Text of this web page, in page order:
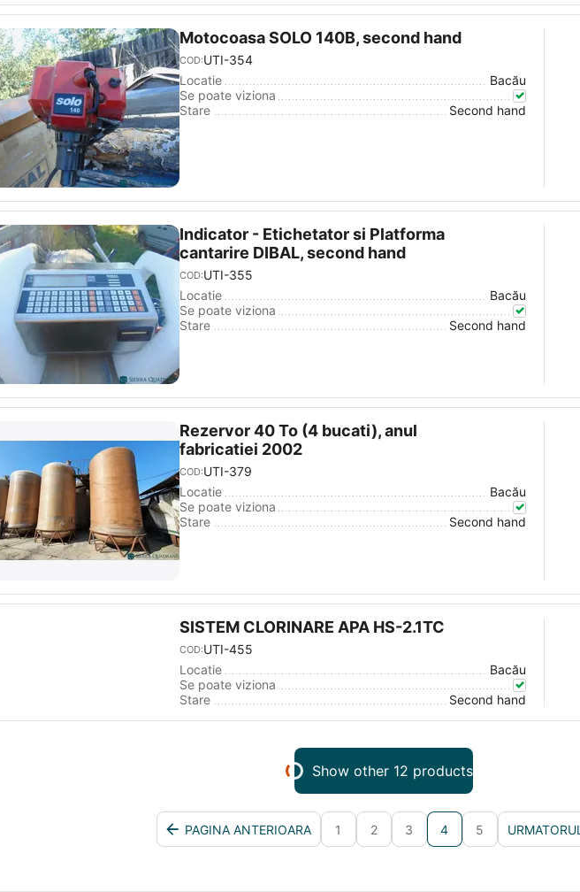
Motocoasa SOLO 140B, second hand
COD:UTI-354
Locatie
Bacău
Se poate viziona
Stare
Second hand
Indicator - Etichetator si Platforma
cantarire DIBAL, second hand
COD:UTI-355
Locatie
Bacău
Se poate viziona
Stare
Second hand
Rezervor 40 To (4 bucati), anul
fabricatiei 2002
COD:UTI-379
Locatie
Bacău
Se poate viziona
Stare
Second hand
SISTEM CLORINARE APA HS-2.1TC
COD:UTI-455
Locatie
Bacău
Se poate viziona
Stare
Second hand
Show other 12 products
PAGINA ANTERIOARA 1 2 3 4 5 URMATORUL